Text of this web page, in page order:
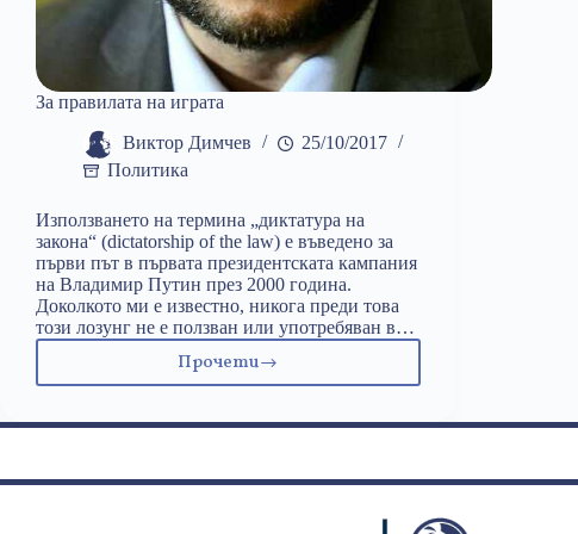
За правилата на играта
Виктор Димчев
25/10/2017
Политика
Използването на термина „диктатура на
закона“ (dictatorship of the law) е въведено за
първи път в първата президентската кампания
на Владимир Путин през 2000 година.
Доколкото ми е известно, никога преди това
този лозунг не е ползван или употребяван в…
Прочети
За
на